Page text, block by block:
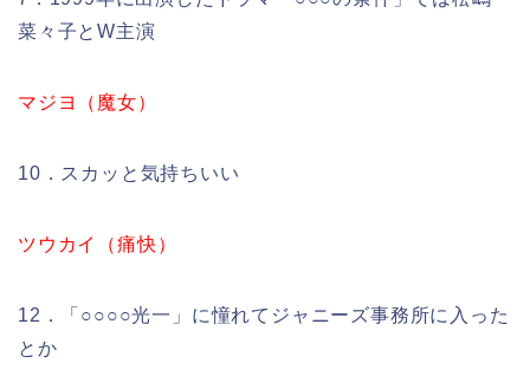
菜々子とW主演
マジヨ（魔女）
10．スカッと気持ちいい
ツウカイ（痛快）
12．「○○○○光一」に憧れてジャニーズ事務所に入った
とか